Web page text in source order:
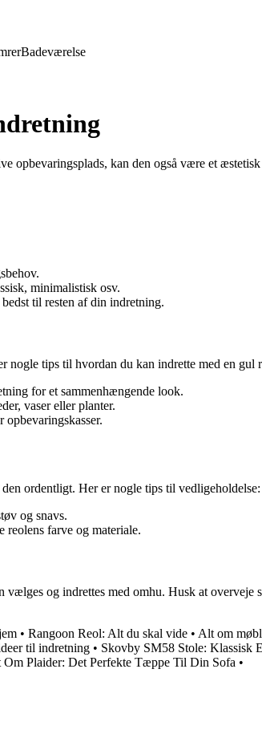
Badeværelse
opbevaringsplads, kan den også være et
minimalistisk osv.
til resten af din indretning.
tips til hvordan du kan indrette med en gul
for et sammenhængende look.
vaser eller planter.
ordentligt. Her er nogle tips til vedligeholdelse:
og snavs.
reolens farve og materiale.
og indrettes med omhu. Husk at overveje
• Rangoon Reol: Alt du skal vide • Alt om
til indretning • Skovby SM58 Stole: Klassisk
Om Plaider: Det Perfekte Tæppe Til Din Sofa •